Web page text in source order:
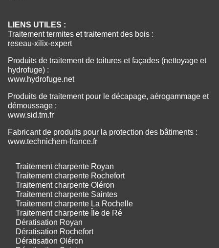
LIENS UTILES :
Traitement termites et traitement des bois :
reseau-xilix-expert
Produits de traitement de toitures et façades (nettoyage et
hydrofuge) :
www.hydrofuge.net
Produits de traitement pour le décapage, aérogammage et
démoussage :
www.sid.tm.fr
Fabricant de produits pour la protection des bâtiments :
www.technichem-france.fr
Traitement charpente Royan
Traitement charpente Rochefort
Traitement charpente Oléron
Traitement charpente Saintes
Traitement charpente La Rochelle
Traitement charpente Île de Ré
Dératisation Royan
Dératisation Rochefort
Dératisation Oléron